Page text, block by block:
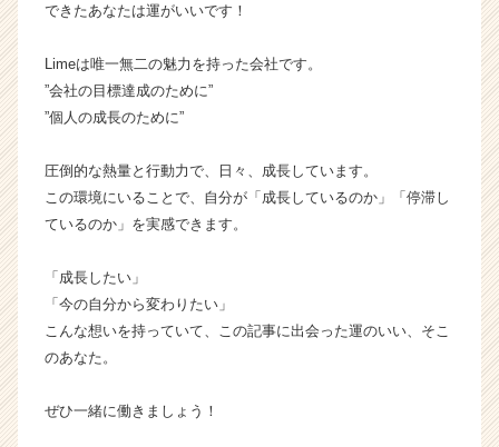
できたあなたは運がいいです！
Limeは唯一無二の魅力を持った会社です。
”会社の目標達成のために”
”個人の成長のために”
圧倒的な熱量と行動力で、日々、成長しています。
この環境にいることで、自分が「成長しているのか」「停滞し
ているのか」を実感できます。
「成長したい」
「今の自分から変わりたい」
こんな想いを持っていて、この記事に出会った運のいい、そこ
のあなた。
ぜひ一緒に働きましょう！